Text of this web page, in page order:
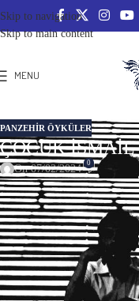
Skip to navigation
Skip to main content
MENU
PANZEHIR ÖYKÜLER
ÇOCUK İSMAİL
On 07/02/2024 0